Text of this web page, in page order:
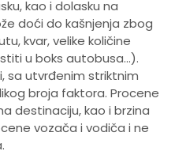
kao i dolasku na
doći do kašnjenja zbog
kvar, velike količine
u boks autobusa...).
sa utvrđenim striktnim
broja faktora. Procene
destinaciju, kao i brzina
vozača i vodiča i ne